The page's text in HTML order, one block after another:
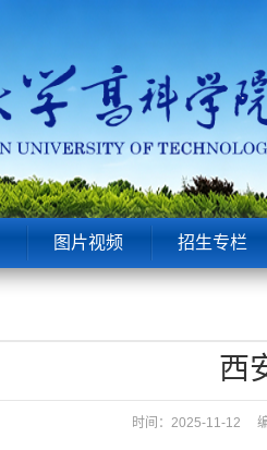
图片视频 招生专栏
西
时间：2025-11-12